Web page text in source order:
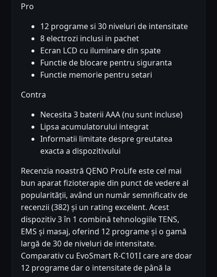
Pro
12 programe si 30 niveluri de intensitate
8 electrozi inclusi in pachet
Ecran LCD cu iluminare din spate
Functie de blocare pentru siguranta
Functie memorie pentru setari
Contra
Necesita 3 baterii AAA (nu sunt incluse)
Lipsa acumulatorului integrat
Informatii limitate despre greutatea
exacta a dispozitivului
Recenzia noastră QENO ProLife este cel mai
bun aparat fizioterapie din punct de vedere al
popularității, având un număr semnificativ de
recenzii (382) și un rating excelent. Acest
dispozitiv 3 în 1 combină tehnologiile TENS,
EMS și masaj, oferind 12 programe și o gamă
largă de 30 de niveluri de intensitate.
Comparativ cu EvoSmart R-C101I care are doar
12 programe dar o intensitate de până la